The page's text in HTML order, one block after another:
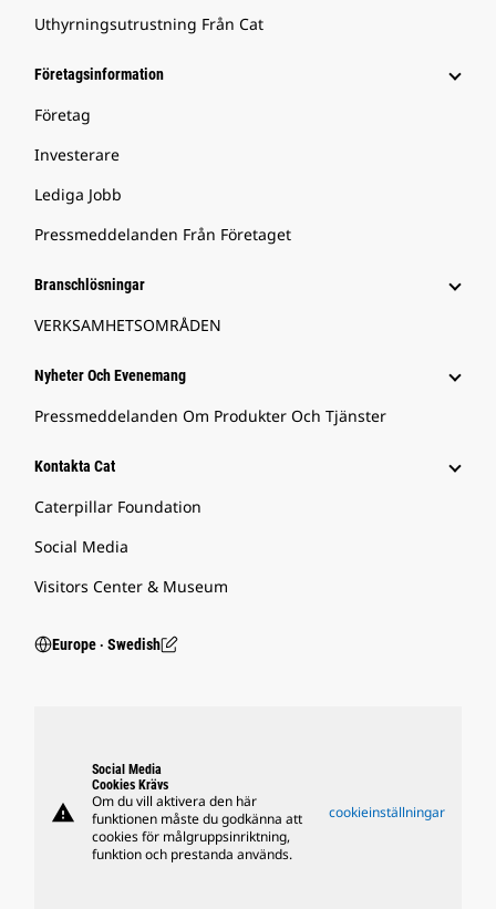
Uthyrningsutrustning Från Cat
Företagsinformation
Företag
Investerare
Lediga Jobb
Pressmeddelanden Från Företaget
Branschlösningar
VERKSAMHETSOMRÅDEN
Nyheter Och Evenemang
Pressmeddelanden Om Produkter Och Tjänster
Kontakta Cat
Caterpillar Foundation
Social Media
Visitors Center & Museum
Europe ‧ Swedish
warning
Social Media
Cookies Krävs
Om du vill aktivera den här
funktionen måste du godkänna att
cookies för målgruppsinriktning,
funktion och prestanda används.
cookieinställningar